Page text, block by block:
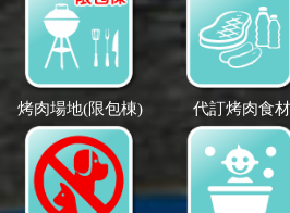
烤肉場地(限包棟) 代訂烤肉食材